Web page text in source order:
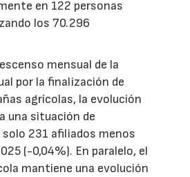
en 122 personas
los 70.296
mensual de la
por la finalización de
agrícolas, la evolución
una situación de
231 afiliados menos
(-0,04%). En paralelo, el
mantiene una evolución